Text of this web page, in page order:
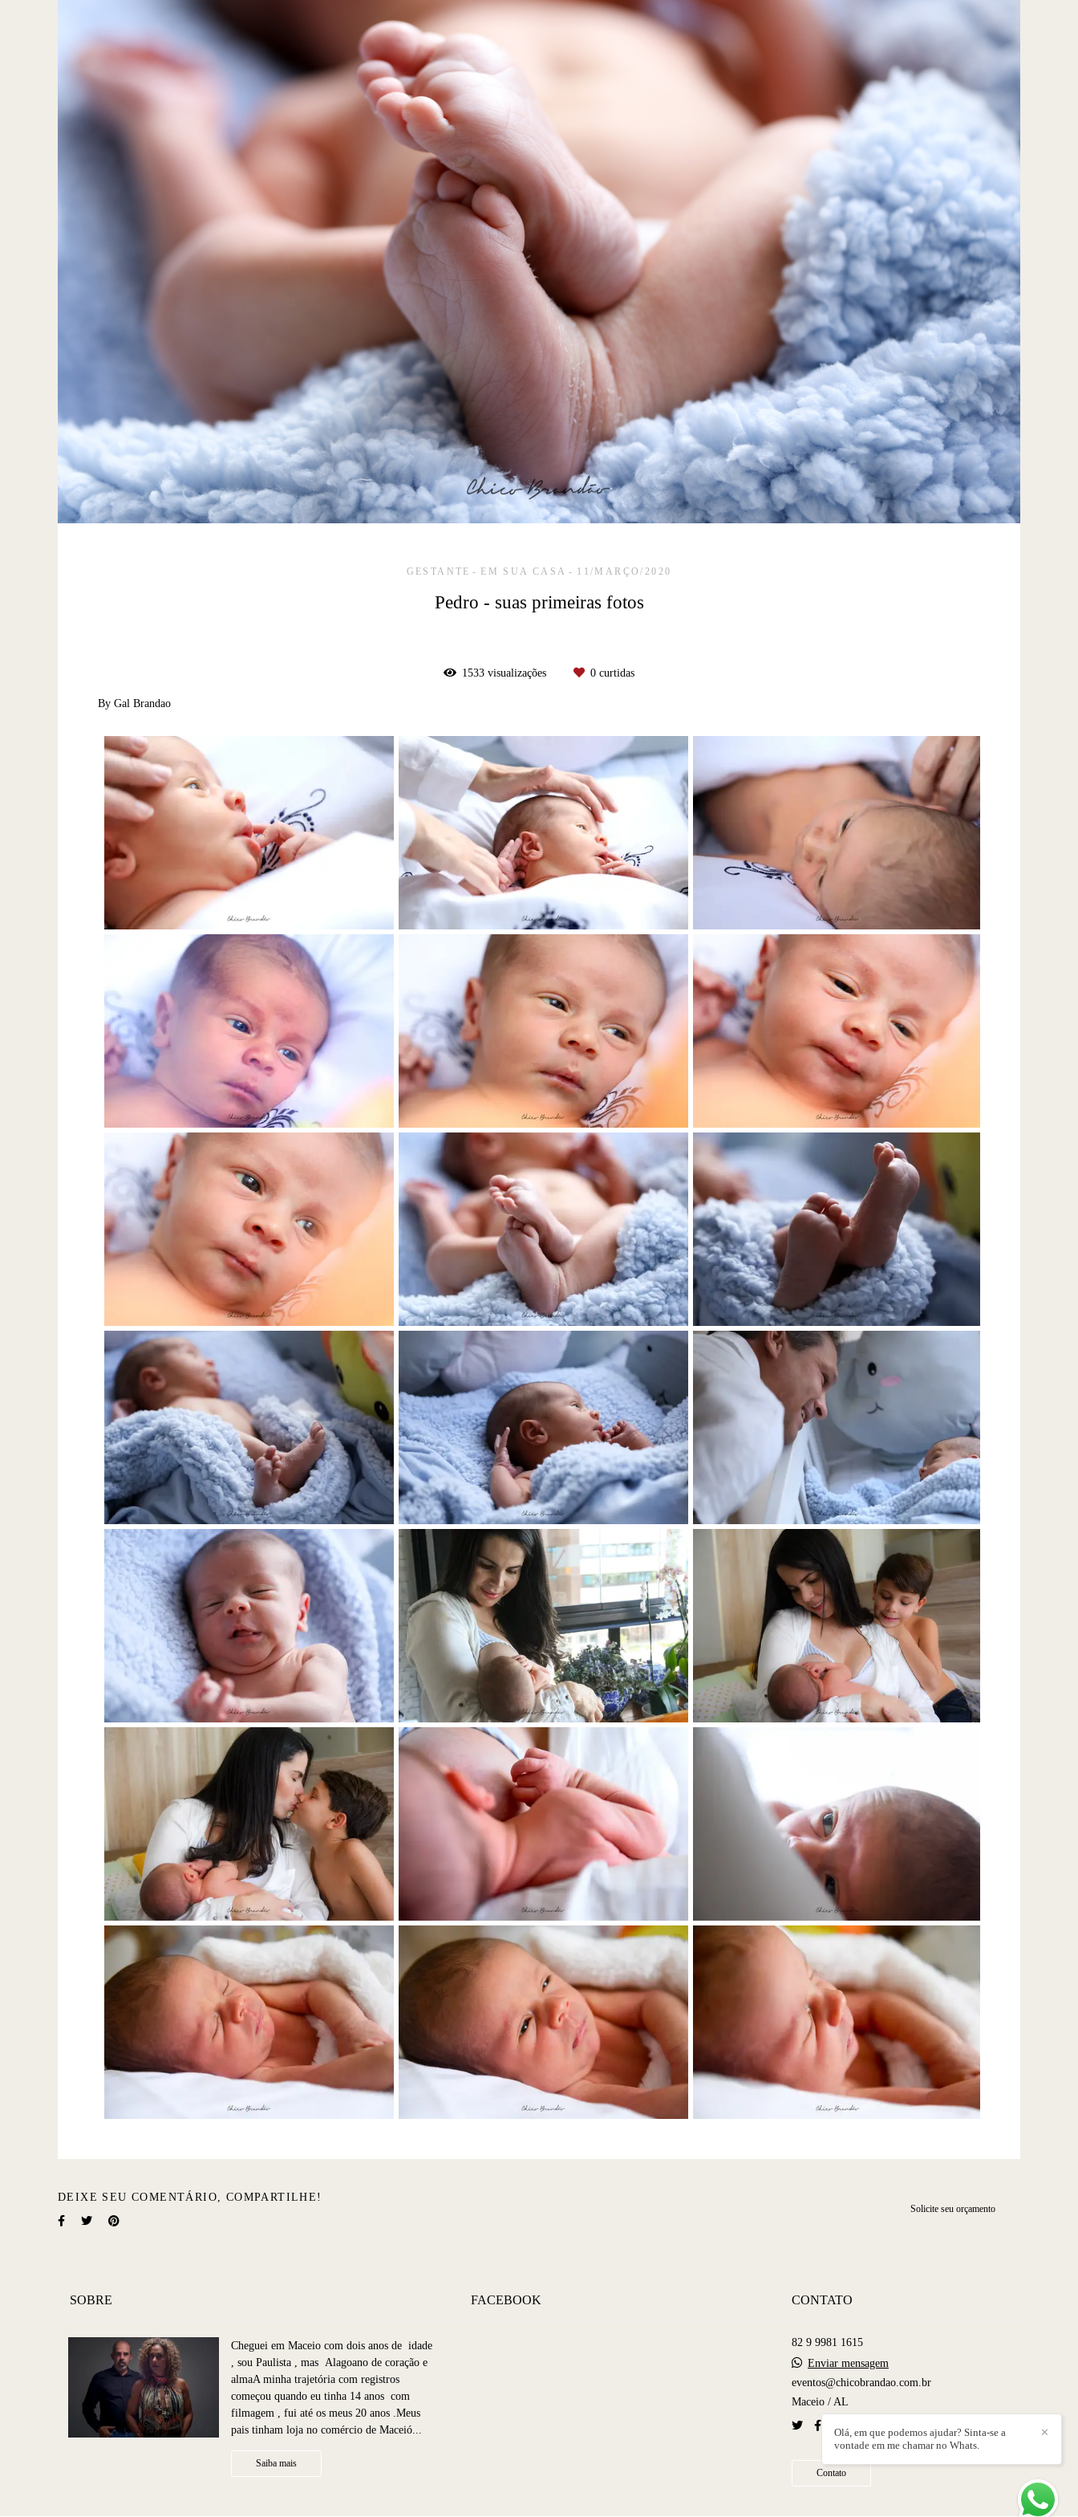
GESTANTE EM SUA CASA 11/MARÇO/2020
Pedro - suas primeiras fotos
1533 visualizações 0 curtidas
By Gal Brandao
DEIXE SEU COMENTÁRIO, COMPARTILHE!
Solicite seu orçamento
SOBRE
Cheguei em Maceio com dois anos de idade
, sou Paulista , mas Alagoano de coração e
almaA minha trajetória com registros
começou quando eu tinha 14 anos com
filmagem , fui até os meus 20 anos .Meus
pais tinham loja no comércio de Maceió...
Saiba mais
FACEBOOK CONTATO
82 9 9981 1615
Enviar mensagem
eventos@chicobrandao.com.br
Maceio / AL
Contato
✕
Olá, em que podemos ajudar? Sinta-se a
vontade em me chamar no Whats.